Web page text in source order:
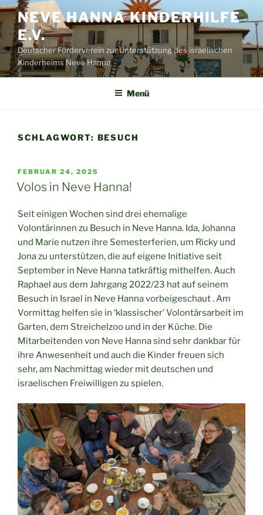
Zum
Inhalt
springen
NEVE HANNA KINDERHILFE
E.V.
Deutscher Förderverein zur Unterstützung des israelischen
Kinderheims Neve Hanna
Menü
SCHLAGWORT: BESUCH
VERÖFFENTLICHT
AM
FEBRUAR 24, 2025
Volos in Neve Hanna!
Seit einigen Wochen sind drei ehemalige
Volontärinnen zu Besuch in Neve Hanna. Ida, Johanna
und Marie nutzen ihre Semesterferien, um Ricky und
Jona zu unterstützen, die auf eigene Initiative seit
September in Neve Hanna tatkräftig mithelfen. Auch
Raphael aus dem Jahrgang 2022/23 hat auf seinem
Besuch in Israel in Neve Hanna vorbeigeschaut . Am
Vormittag helfen sie in ‘klassischer’ Volontärsarbeit im
Garten, dem Streichelzoo und in der Küche. Die
Mitarbeitenden von Neve Hanna sind sehr dankbar für
ihre Anwesenheit und auch die Kinder freuen sich
sehr, am Nachmittag wieder mit deutschen und
israelischen Freiwilligen zu spielen.